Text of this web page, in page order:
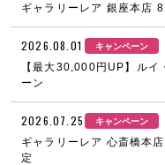
ギャラリーレア 銀座本店
2026.08.01 キャンペーン
【最大30,000円UP】ル
ーン
2026.07.25 キャンペーン
ギャラリーレア 心斎橋本
定